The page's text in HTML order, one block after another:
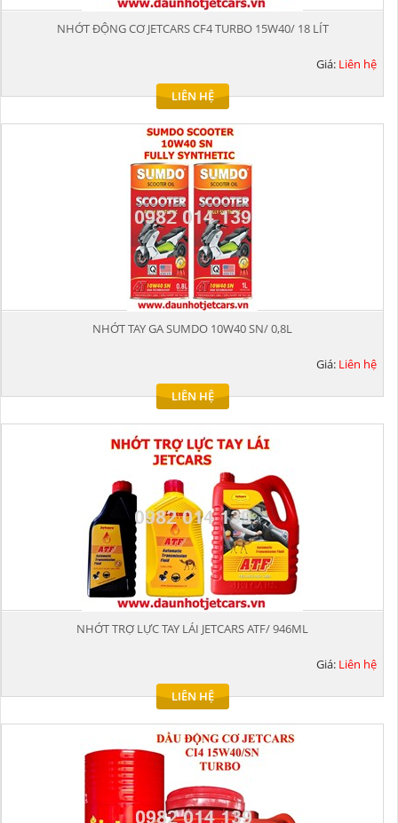
NHỚT ĐỘNG CƠ JETCARS CF4 TURBO 15W40/ 18 LÍT
Giá: Liên hệ
LIÊN HỆ
NHỚT TAY GA SUMDO 10W40 SN/ 0,8L
Giá: Liên hệ
LIÊN HỆ
NHỚT TRỢ LỰC TAY LÁI JETCARS ATF/ 946ML
Giá: Liên hệ
LIÊN HỆ